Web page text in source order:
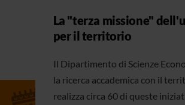
La "terza missione"
per il territorio
Il Dipartimento di Scienze
la ricerca accademica con il
realizza circa 60 di queste